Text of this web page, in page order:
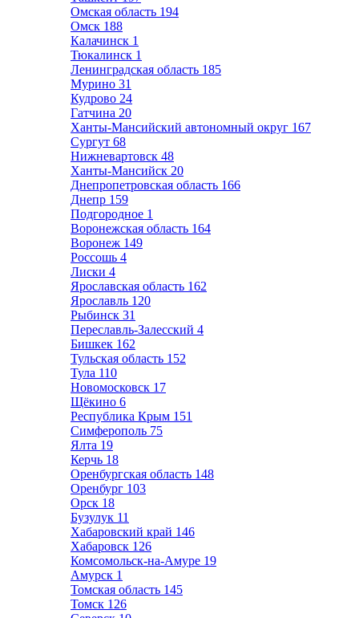
Омская область 194
Омск 188
Калачинск 1
Тюкалинск 1
Ленинградская область 185
Мурино 31
Кудрово 24
Гатчина 20
Ханты-Мансийский автономный округ 167
Сургут 68
Нижневартовск 48
Ханты-Мансийск 20
Днепропетровская область 166
Днепр 159
Подгородное 1
Воронежская область 164
Воронеж 149
Россошь 4
Лиски 4
Ярославская область 162
Ярославль 120
Рыбинск 31
Переславль-Залесский 4
Бишкек 162
Тульская область 152
Тула 110
Новомосковск 17
Щёкино 6
Республика Крым 151
Симферополь 75
Ялта 19
Керчь 18
Оренбургская область 148
Оренбург 103
Орск 18
Бузулук 11
Хабаровский край 146
Хабаровск 126
Комсомольск-на-Амуре 19
Амурск 1
Томская область 145
Томск 126